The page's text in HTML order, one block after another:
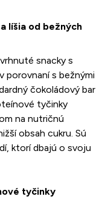
líšia od bežných
snacky s
porovnaní s bežnými
čokoládový bar
tyčinky
na nutričnú
obsah cukru. Sú
ktorí dbajú o svoju
tyčinky